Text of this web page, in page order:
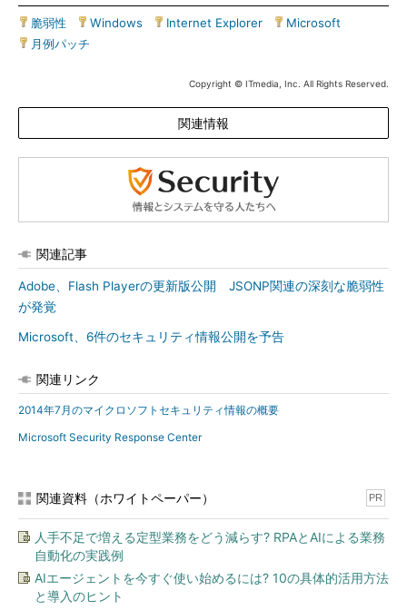
脆弱性 Windows Internet Explorer Microsoft
月例パッチ
Copyright © ITmedia, Inc. All Rights Reserved.
関連情報
関連記事
Adobe、Flash Playerの更新版公開 JSONP関連の深刻な脆弱性
が発覚
Microsoft、6件のセキュリティ情報公開を予告
関連リンク
2014年7月のマイクロソフトセキュリティ情報の概要
Microsoft Security Response Center
関連資料（ホワイトペーパー） PR
人手不足で増える定型業務をどう減らす? RPAとAIによる業務
自動化の実践例
AIエージェントを今すぐ使い始めるには? 10の具体的活用方法
と導入のヒント